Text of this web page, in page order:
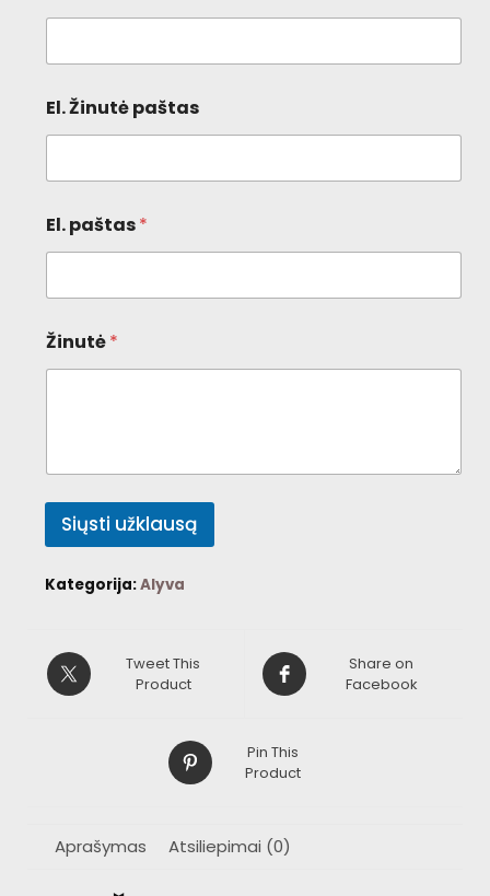
El. Žinutė paštas
El. paštas*
Žinutė*
Siųsti užklausą
Kategorija:Alyva
Tweet This
Product
Share on
Facebook
Pin This
Product
Aprašymas Atsiliepimai (0)